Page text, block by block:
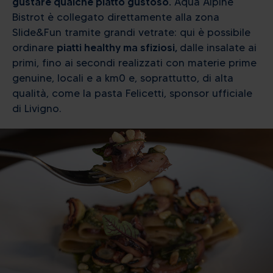
Bistrot è collegato direttamente alla zona
Slide&Fun tramite grandi vetrate: qui è possibile
ordinare piatti healthy ma sfiziosi, dalle insalate ai
primi, fino ai secondi realizzati con materie prime
genuine, locali e a km0 e, soprattutto, di alta
qualità, come la pasta Felicetti, sponsor ufficiale
di Livigno.